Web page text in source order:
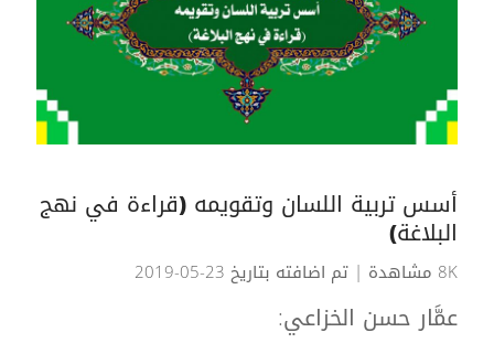
أسس تربية اللسان وتقويمه (قراءة في نهج
البلاغة)
8K مشاهدة | تم اضافته بتاريخ 23-05-2019
عمَّار حسن الخزاعي: